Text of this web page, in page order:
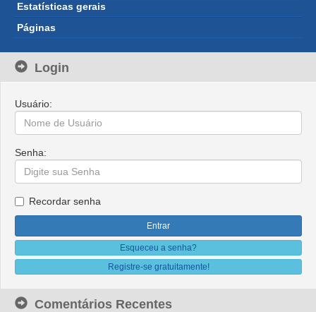
Estatísticas gerais
Páginas
Login
Usuário:
Senha:
Recordar senha
Esqueceu a senha?
Registre-se gratuitamente!
Comentários Recentes